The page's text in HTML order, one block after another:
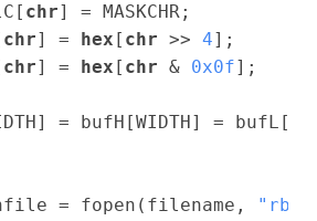
chr] = MASKCHR;
chr] = hex [ chr >> 4];
chr] = hex [ chr & 0x0f];
= bufH[WIDTH] =
= fopen(filename, "rb"